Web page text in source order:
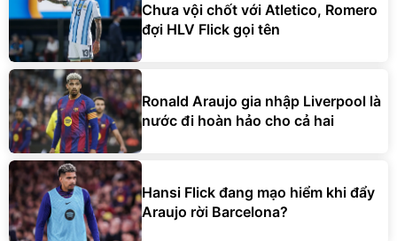
Chưa vội chốt với Atletico, Romero
đợi HLV Flick gọi tên
Ronald Araujo gia nhập Liverpool là
nước đi hoàn hảo cho cả hai
Hansi Flick đang mạo hiểm khi đẩy
Araujo rời Barcelona?